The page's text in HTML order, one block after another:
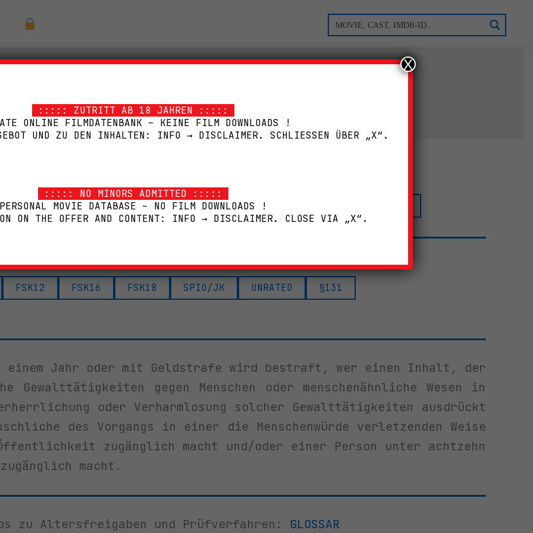
COVER GENRE SUB-GENRE
FSK12 FSK16 FSK18 SPIO/JK UNRATED §131
Jahr oder mit Geldstrafe wird bestraft, wer einen Inhalt, der
Gewalttätigkeiten gegen Menschen oder menschenähnliche Wesen in
oder Verharmlosung solcher Gewalttätigkeiten ausdrückt
des Vorgangs in einer die Menschenwürde verletzenden Weise
zugänglich macht und/oder einer Person unter achtzehn
macht.
zu Altersfreigaben und Prüfverfahren: GLOSSAR
::::: ZUTRITT AB 18 JAHREN :::::
ONLINE FILMDATENBANK – KEINE FILM DOWNLOADS !
UND ZU DEN INHALTEN: INFO → DISCLAIMER. SCHLIESSEN ÜBER „X“.
::::: NO MINORS ADMITTED :::::
PERSONAL MOVIE DATABASE – NO FILM DOWNLOADS !
ON THE OFFER AND CONTENT: INFO → DISCLAIMER. CLOSE VIA „X“.
X